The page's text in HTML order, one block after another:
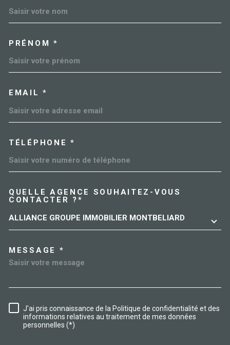
PRÉNOM *
EMAIL *
TÉLÉPHONE *
QUELLE AGENCE SOUHAITEZ-VOUS
CONTACTER ?*
ALLIANCE GROUPE IMMOBILIER MONTBELIARD
MESSAGE *
RÈGLEMENTATION
J'ai pris connaissance de la Politique de confidentialité et des
informations relatives au traitement de mes données
personnelles (*)